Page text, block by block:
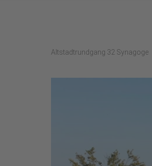
Altstadtrundgang 32 Synagoge